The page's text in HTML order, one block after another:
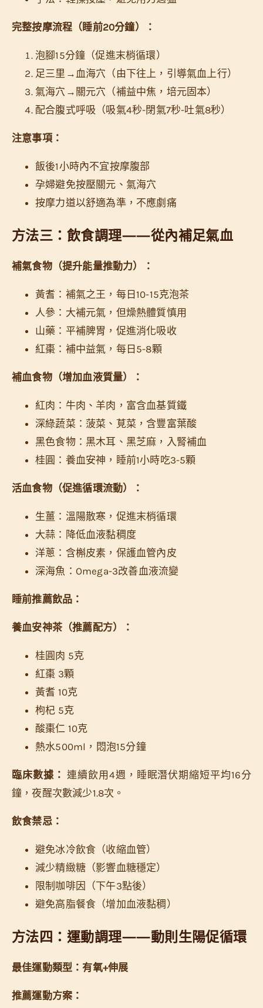
完整按摩流程（睡前20分鐘）：
泡腳15分鐘（促進末梢循環）
足三里→血海穴（由下往上，引導氣血上行）
氣海穴→關元穴（補益中焦，培元固本）
配合腹式呼吸（吸氣4秒-閉氣7秒-吐氣8秒）
注意事項：
飯後1小時內不宜按摩腹部
孕婦避免按壓關元、氣海穴
按摩力道以舒適為準，不應劇痛
方法三：飲食調理——從內補足氣血
補氣食物（提升能量推動力）：
黃耆：補氣之王，每日10-15克泡茶
人參：大補元氣，但燥熱體質慎用
山藥：平補脾胃，促進消化吸收
紅棗：補中益氣，每日5-8顆
補血食物（增加血液質量）：
紅肉：牛肉、羊肉，富含血基質鐵
深綠蔬菜：菠菜、莧菜，含豐富葉酸
黑色食物：黑木耳、黑芝麻，入腎補血
桂圓：養血安神，睡前1小時吃3-5顆
活血食物（促進循環流動）：
生薑：溫陽散寒，促進末梢循環
大蒜：降低血液黏稠度
洋蔥：含槲皮素，保護血管內皮
深海魚：Omega-3改善血液流變
睡前推薦飲品：
養血安神茶（推薦配方）：
桂圓肉 5克
紅棗 3顆
黃耆 10克
枸杞 5克
酸棗仁 10克
熱水500ml，悶泡15分鐘
臨床數據： 連續飲用4週，睡眠潛伏期縮短平均16分
鐘，夜醒次數減少1.8次。
飲食禁忌：
避免冰冷飲食（收縮血管）
減少精緻糖（影響血糖穩定）
限制咖啡因（下午3點後）
避免高脂餐食（增加血液黏稠）
方法四：運動調理——動則生陽促循環
最佳運動類型：有氧+伸展
推薦運動方案：